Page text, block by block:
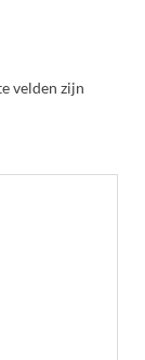
velden zijn